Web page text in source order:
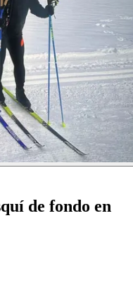
de fondo en